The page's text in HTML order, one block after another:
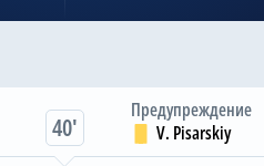
40
Предупреждение
V. Pisarskiy